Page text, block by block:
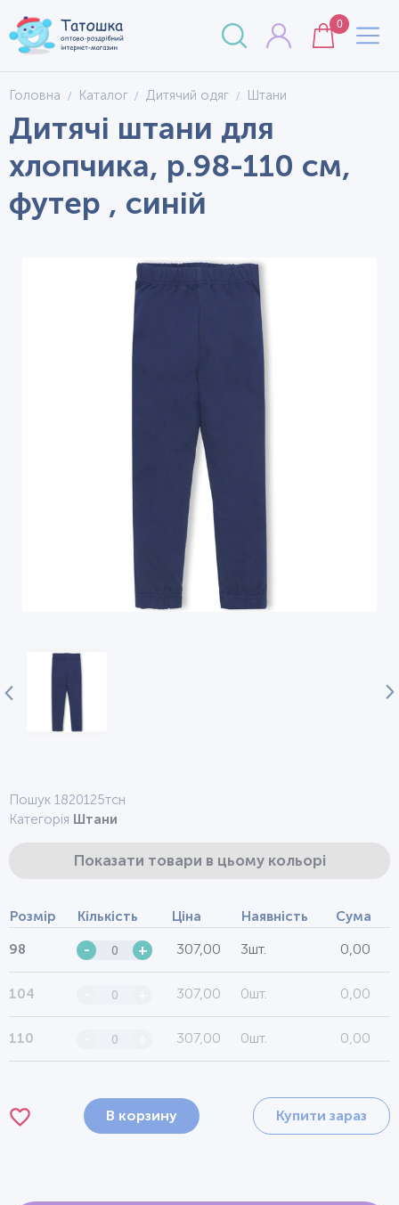
0
Головна Каталог Дитячий одяг Штани
Дитячі штани для
хлопчика, р.98-110 см,
футер , синій
Пошук 1820125тсн
Категорія Штани
Показати товари в цьому кольорі
Розмір Кількість Ціна Наявність Сума
98 - + 307,00 3шт. 0,00
104 307,00 0шт. 0,00
110 307,00 0шт. 0,00
В корзину Купити зараз